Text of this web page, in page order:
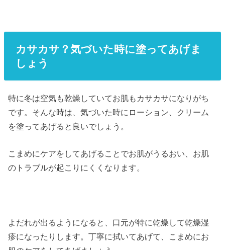
カサカサ？気づいた時に塗ってあげま
しょう
特に冬は空気も乾燥していてお肌もカサカサになりがち
です。そんな時は、気づいた時にローション、クリーム
を塗ってあげると良いでしょう。
こまめにケアをしてあげることでお肌がうるおい、お肌
のトラブルが起こりにくくなります。
よだれが出るようになると、口元が特に乾燥して乾燥湿
疹になったりします。丁寧に拭いてあげて、こまめにお